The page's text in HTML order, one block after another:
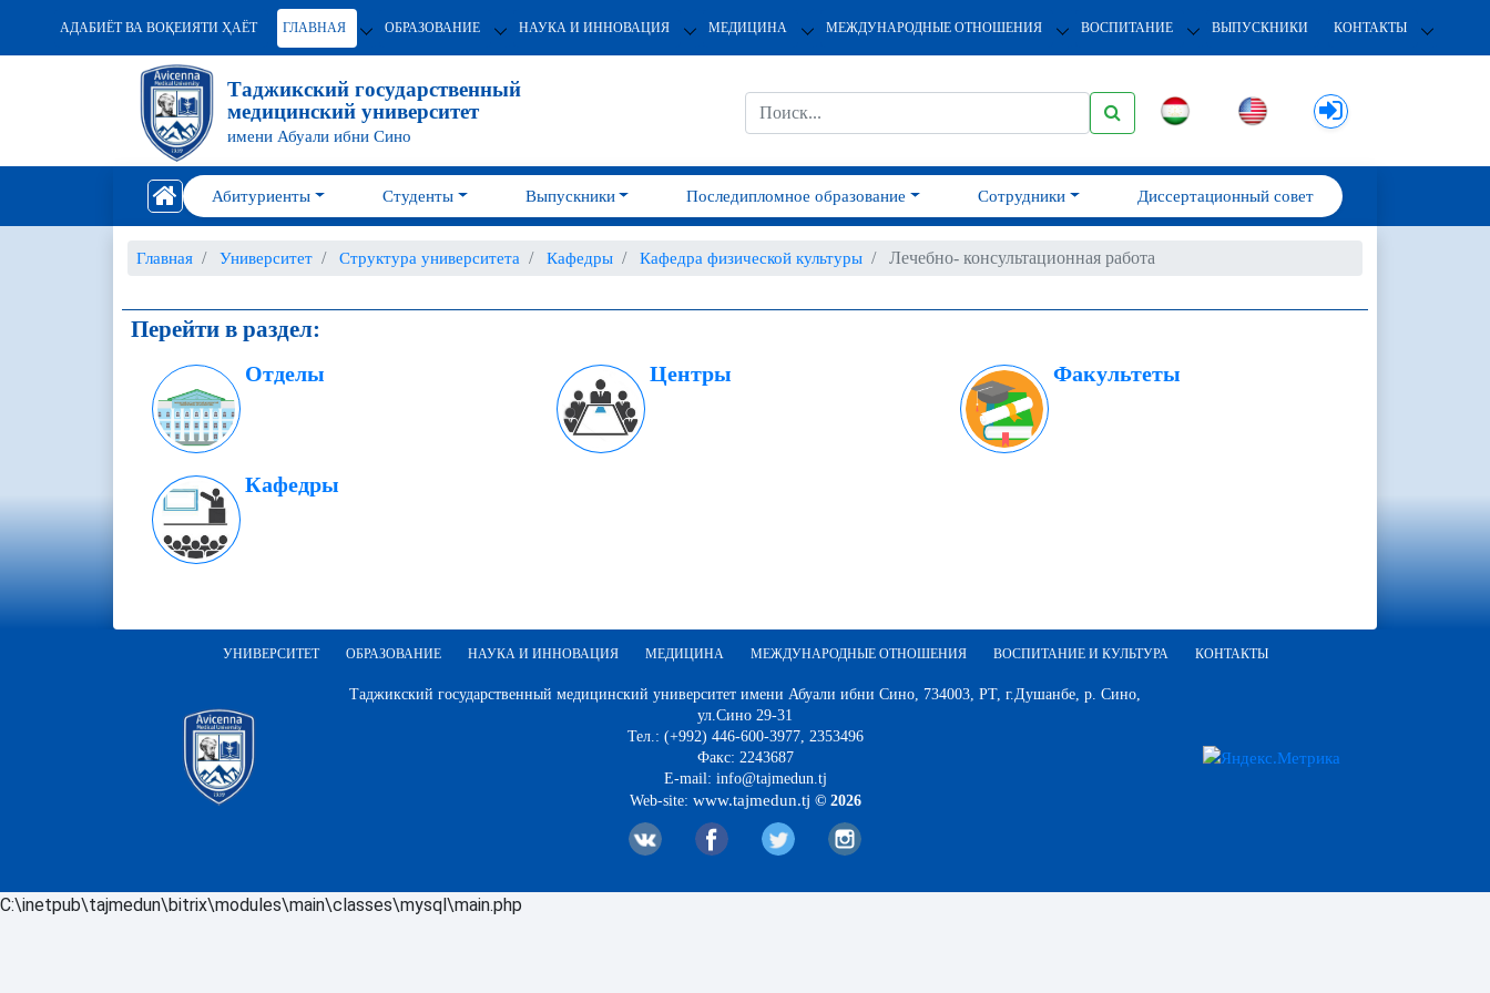
АДАБИЁТ ВА ВОҚЕИЯТИ ҲАЁТ ГЛАВНАЯ ОБРАЗОВАНИЕ НАУКА И ИННОВАЦИЯ МЕДИЦИНА МЕЖДУНАРОДНЫЕ ОТНОШЕНИЯ ВОСПИТАНИЕ ВЫПУСКНИКИ КОНТАКТЫ
Таджикский государственный
медицинский университет
имени Абуали ибни Сино
Абитуриенты Студенты Выпускники Последипломное образование Сотрудники Диссертационный совет
Главная Университет Структура университета Кафедры Кафедра физической культуры Лечебно- консультационная работа
Перейти в раздел:
Отделы Центры Факультеты
Кафедры
УНИВЕРСИТЕТ ОБРАЗОВАНИЕ НАУКА И ИННОВАЦИЯ МЕДИЦИНА МЕЖДУНАРОДНЫЕ ОТНОШЕНИЯ ВОСПИТАНИЕ И КУЛЬТУРА КОНТАКТЫ
Таджикский государственный медицинский университет имени Абуали ибни Сино, 734003, РТ, г.Душанбе, р. Сино,
ул.Сино 29-31
Тел.: (+992) 446-600-3977, 2353496
Факс: 2243687
E-mail: info@tajmedun.tj
Web-site: www.tajmedun.tj © 2026
C:\inetpub\tajmedun\bitrix\modules\main\classes\mysql\main.php